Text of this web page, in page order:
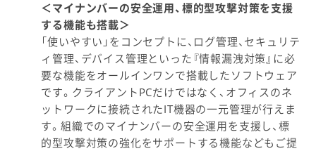
＜マイナンバーの安全運用、標的型攻撃対策を支援
する機能も搭載＞
「使いやすい」をコンセプトに、ログ管理、セキュリテ
ィ管理、デバイス管理といった『情報漏洩対策』に必
要な機能をオールインワンで搭載したソフトウェア
です。クライアントPCだけではなく、オフィスのネ
ットワークに接続されたIT機器の一元管理が行えま
す。組織でのマイナンバーの安全運用を支援し、標
的型攻撃対策の強化をサポートする機能などもご提